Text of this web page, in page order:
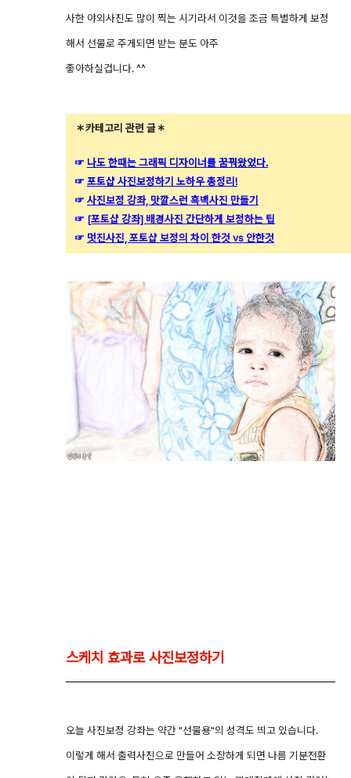
사한 야외사진도 많이 찍는 시기라서 이것을 조금 특별하게 보정
해서 선물로 주게되면 받는 분도 아주
좋아하실겁니다. ^^
＊카테고리 관련 글＊
☞ 나도 한때는 그래픽 디자이너를 꿈꿔왔었다.
☞포토샵 사진보정하기 노하우 총정리!
☞사진보정 강좌, 맛깔스런 흑백사진 만들기
☞ [포토샵 강좌] 배경사진 간단하게 보정하는 팁
☞ 멋진사진, 포토샵 보정의 차이 한것 vs 안한것
스케치 효과로 사진보정하기
오늘 사진보정 강좌는 약간 "선물용"의 성격도 띄고 있습니다.
이렇게 해서 출력사진으로 만들어 소장하게 되면 나름 기분전환